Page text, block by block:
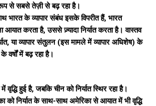
से सबसे तेज़ी से बढ़ रहा है।
भारत के व्यापार संबंध इसके विपरीत हैं, भारत
आयात करता है, उससे ज़्यादा निर्यात करता है। वास्तव
या व्यापार संतुलन (इस मामले में व्यापार अधिशेष) के
वर्षों में बढ़ रहा है।
हुई है, जबकि चीन को निर्यात स्थिर रहा है।
को निर्यात के साथ-साथ अमेरिका से आयात में भी वृद्धि